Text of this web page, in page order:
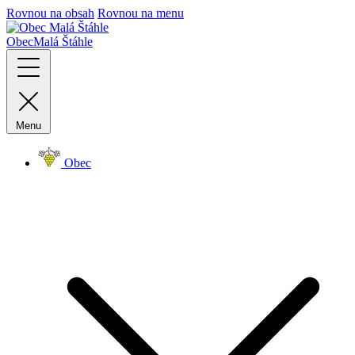
Rovnou na obsah Rovnou na menu
ObecMalá Štáhle
Menu
Obec